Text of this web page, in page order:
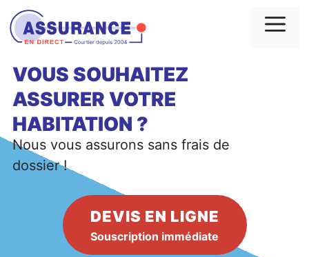
Aller
au
contenu
VOUS SOUHAITEZ
ASSURER VOTRE
HABITATION ?
Nous vous assurons sans frais de
dossier !
DEVIS EN LIGNE
Souscription immédiate